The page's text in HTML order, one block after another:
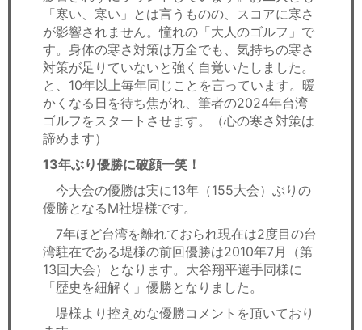
「寒い、寒い」とは言うものの、スコアに寒さ
が影響されません。憧れの「大人のゴルフ」で
す。身体の寒さ対策は万全でも、気持ちの寒さ
対策が足りていないと強く自覚いたしました。
と、10年以上毎年同じことを言っています。暖
かくなる日を待ち焦がれ、筆者の2024年台湾
ゴルフをスタートさせます。（心の寒さ対策は
諦めます）
13年ぶり優勝に破顔一笑！
今大会の優勝は実に13年（155大会）ぶりの
優勝となるM社堤様です。
7年ほど台湾を離れておられ現在は2度目の台
湾駐在である堤様の前回優勝は2010年7月（第
13回大会）となります。大谷翔平選手同様に
「歴史を紐解く」優勝となりました。
堤様より控えめな優勝コメントを頂いており